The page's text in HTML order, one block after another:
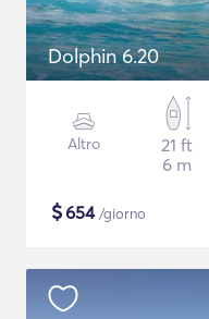
Dolphin 6.20
Altro
21 ft
6 m
$654/giorno